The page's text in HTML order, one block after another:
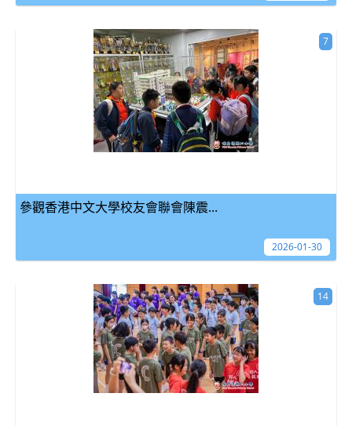
參觀香港中文大學校友會聯會陳震...
7
2026-01-30
14